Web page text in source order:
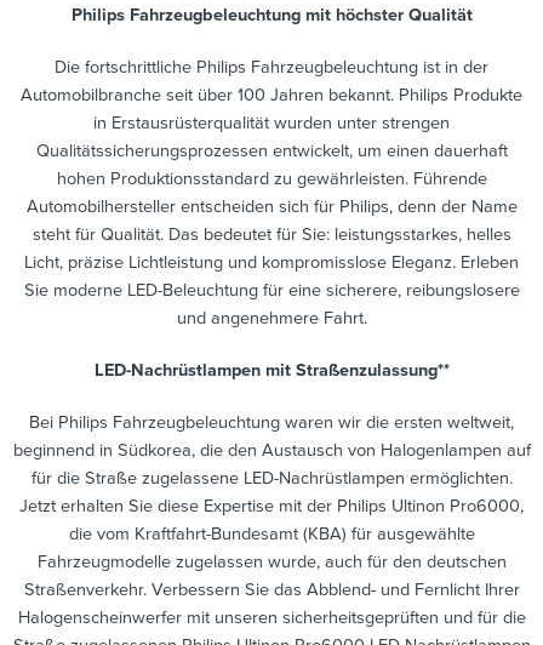
Philips Fahrzeugbeleuchtung mit höchster Qualität
Die fortschrittliche Philips Fahrzeugbeleuchtung ist in der
Automobilbranche seit über 100 Jahren bekannt. Philips Produkte
in Erstausrüsterqualität wurden unter strengen
Qualitätssicherungsprozessen entwickelt, um einen dauerhaft
hohen Produktionsstandard zu gewährleisten. Führende
Automobilhersteller entscheiden sich für Philips, denn der Name
steht für Qualität. Das bedeutet für Sie: leistungsstarkes, helles
Licht, präzise Lichtleistung und kompromisslose Eleganz. Erleben
Sie moderne LED-Beleuchtung für eine sicherere, reibungslosere
und angenehmere Fahrt.
LED-Nachrüstlampen mit Straßenzulassung**
Bei Philips Fahrzeugbeleuchtung waren wir die ersten weltweit,
beginnend in Südkorea, die den Austausch von Halogenlampen auf
für die Straße zugelassene LED-Nachrüstlampen ermöglichten.
Jetzt erhalten Sie diese Expertise mit der Philips Ultinon Pro6000,
die vom Kraftfahrt-Bundesamt (KBA) für ausgewählte
Fahrzeugmodelle zugelassen wurde, auch für den deutschen
Straßenverkehr. Verbessern Sie das Abblend- und Fernlicht Ihrer
Halogenscheinwerfer mit unseren sicherheitsgeprüften und für die